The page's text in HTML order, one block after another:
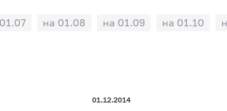
на 01.08 на 01.09 на 01.10
01.12.2014